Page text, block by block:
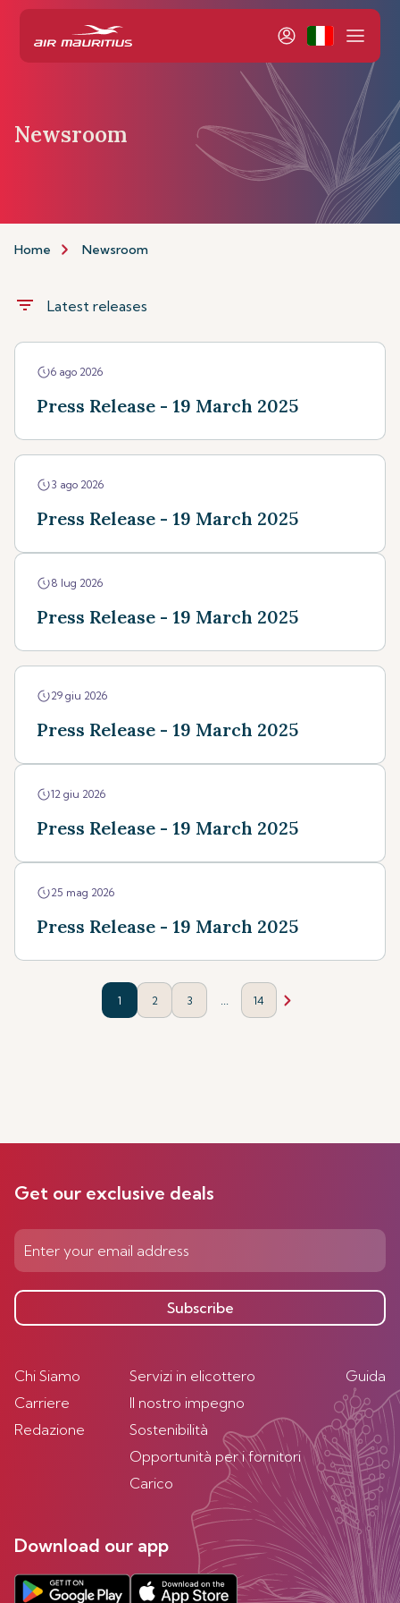
Newsroom
Home Newsroom
filter_list Latest releases
6 ago 2026
Press Release - 19 March 2025
3 ago 2026
Press Release - 19 March 2025
8 lug 2026
Press Release - 19 March 2025
29 giu 2026
Press Release - 19 March 2025
12 giu 2026
Press Release - 19 March 2025
25 mag 2026
Press Release - 19 March 2025
1 2 3 14
Get our exclusive deals
Subscribe
Chi Siamo
Carriere
Redazione
Servizi in elicottero
Il nostro impegno
Sostenibilità
Opportunità per i fornitori
Carico
Guida
Download our app